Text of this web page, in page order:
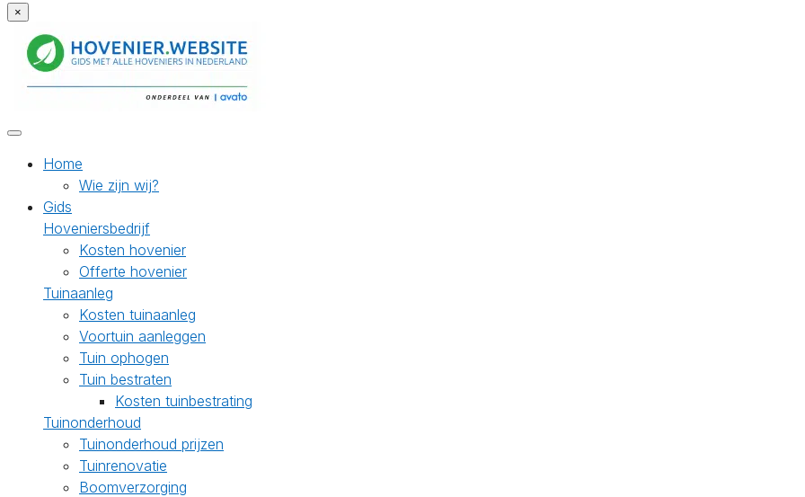
×
Home
Wie zijn wij?
Gids
Hoveniersbedrijf
Kosten hovenier
Offerte hovenier
Tuinaanleg
Kosten tuinaanleg
Voortuin aanleggen
Tuin ophogen
Tuin bestraten
Kosten tuinbestrating
Tuinonderhoud
Tuinonderhoud prijzen
Tuinrenovatie
Boomverzorging